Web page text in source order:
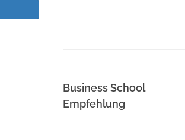
Business School
Empfehlung